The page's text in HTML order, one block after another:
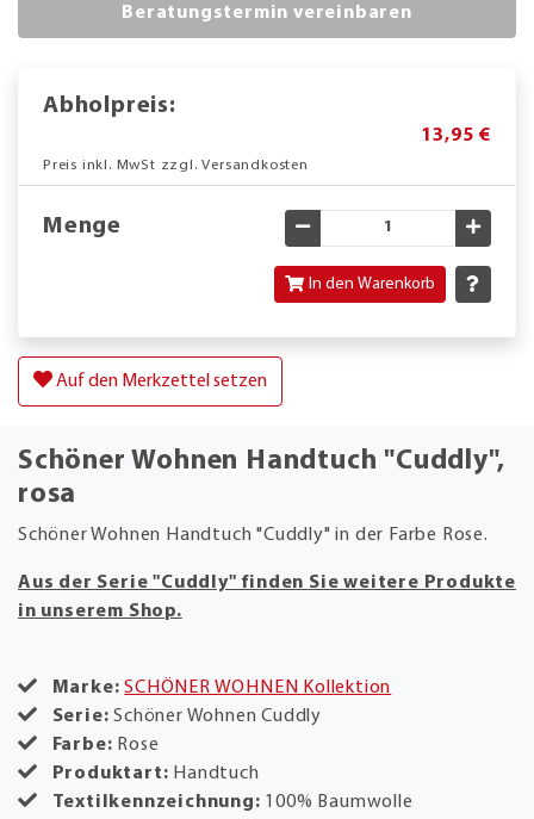
Beratungstermin vereinbaren
Abholpreis:
13,95 €
Preis inkl. MwSt zzgl. Versandkosten
Menge Gewünschte Menge
In den Warenkorb
Auf den Merkzettel setzen
Schöner Wohnen Handtuch "Cuddly",
rosa
Schöner Wohnen Handtuch "Cuddly" in der Farbe Rose.
Aus der Serie "Cuddly" finden Sie weitere Produkte
in unserem Shop.
Marke: SCHÖNER WOHNEN Kollektion
Serie: Schöner Wohnen Cuddly
Farbe: Rose
Produktart: Handtuch
Textilkennzeichnung: 100% Baumwolle